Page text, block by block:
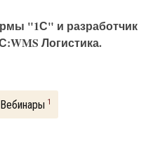
"1С" и разработчик
Логистика.
Вебинары 1